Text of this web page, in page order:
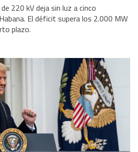
220 kV deja sin luz a cinco
El déficit supera los 2.000 MW
plazo.